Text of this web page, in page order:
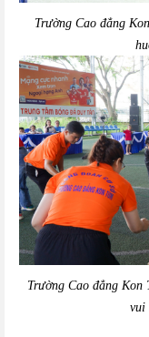
Trường Cao đẳng
Trường Cao đẳng
vui